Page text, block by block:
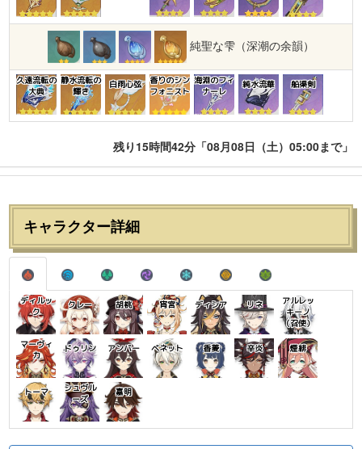
純聖な雫（深潮の余韻）
久遠流転の
大典
静水流転の
輝き
白雨心弦
香りのシン
フォニスト
海淵のフィ
ナーレ
純水流華 船渠剣
残り15時間42分「08月08日（土）05:00まで」
キャラクター詳細
ディルッ
ク
クレー 胡桃 宵宮 ディシア リネ
アルレッ
キーノ
（召使）
マーヴィ
カ
ドゥリン アンバー ベネット 香菱 辛炎 煙緋
トーマ
シュヴル
ーズ
嘉明